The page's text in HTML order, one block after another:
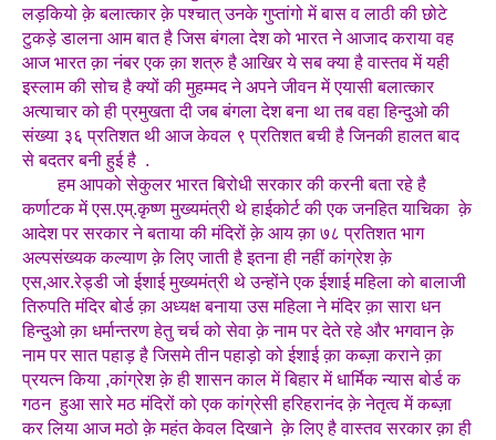
लड़कियो क़े बलात्कार क़े पश्चात् उनके गुप्तांगो में बास व लाठी की छोटे
टुकड़े डालना आम बात है जिस बंगला देश को भारत ने आजाद कराया वह
आज भारत क़ा नंबर एक क़ा शत्रु है आखिर ये सब क्या है वास्तव में यही
इस्लाम की सोच है क्यों की मुहम्मद ने अपने जीवन में एयासी बलात्कार
अत्याचार को ही प्रमुखता दी जब बंगला देश बना था तब वहा हिन्दुओ की
संख्या ३६ प्रतिशत थी आज केवल ९ प्रतिशत बची है जिनकी हालत बाद
से बदतर बनी हुई है .
हम आपको सेकुलर भारत बिरोधी सरकार की करनी बता रहे है
कर्णाटक में एस.एम्.कृष्ण मुख्यमंत्री थे हाईकोर्ट की एक जनहित याचिका क़े
आदेश पर सरकार ने बताया की मंदिरों क़े आय क़ा ७८ प्रतिशत भाग
अल्पसंख्यक कल्याण क़े लिए जाती है इतना ही नहीं कांग्रेश क़े
एस,आर.रेड्डी जो ईशाई मुख्यमंत्री थे उन्होंने एक ईशाई महिला को बालाजी
तिरुपति मंदिर बोर्ड क़ा अध्यक्ष बनाया उस महिला ने मंदिर क़ा सारा धन
हिन्दुओ क़ा धर्मान्तरण हेतु चर्च को सेवा क़े नाम पर देते रहे और भगवान क़े
नाम पर सात पहाड़ है जिसमे तीन पहाड़ो को ईशाई क़ा कब्ज़ा कराने क़ा
प्रयत्न किया ,कांग्रेश क़े ही शासन काल में बिहार में धार्मिक न्यास बोर्ड क
गठन हुआ सारे मठ मंदिरों को एक कांग्रेसी हरिहरानंद क़े नेतृत्व में कब्ज़ा
कर लिया आज मठो क़े महंत केवल दिखाने क़े लिए है वास्तव सरकार क़ा ही